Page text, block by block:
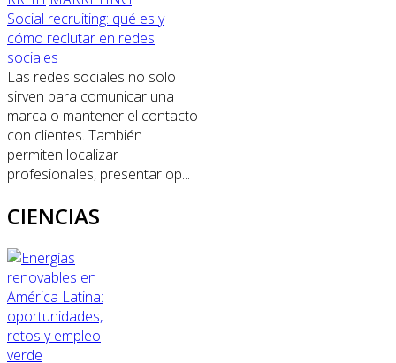
Social recruiting: qué es y
cómo reclutar en redes
sociales
Las redes sociales no solo
sirven para comunicar una
marca o mantener el contacto
con clientes. También
permiten localizar
profesionales, presentar op...
CIENCIAS